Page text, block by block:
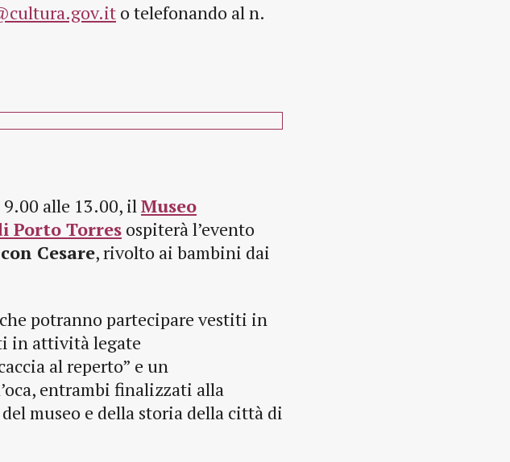
o telefonando al n.
9.00 alle 13.00, ilMuseo
Porto Torres ospiterà l’evento
Cesare, rivolto ai bambini dai
potranno partecipare vestiti in
in attività legate
al reperto” e un
entrambi finalizzati alla
museo e della storia della città di